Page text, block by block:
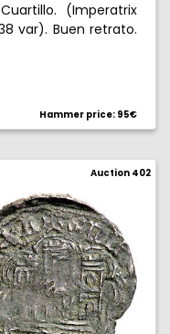
(Imperatrix
var). Buen retrato.
Hammer price: 95€
Auction 402